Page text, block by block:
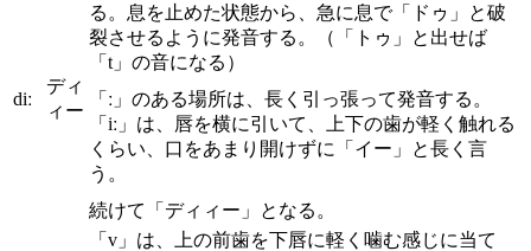
diː
ディ
ィー
る。息を止めた状態から、急に息で「ドゥ」と破
裂させるように発音する。（「トゥ」と出せば
「t」の音になる）
「ː」のある場所は、長く引っ張って発音する。
「iː」は、唇を横に引いて、上下の歯が軽く触れる
くらい、口をあまり開けずに「イー」と長く言
う。
続けて「ディィー」となる。
「v」は、上の前歯を下唇に軽く噛む感じに当て